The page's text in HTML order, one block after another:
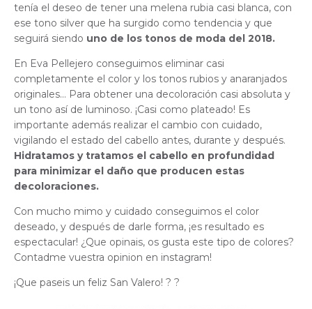
tenía el deseo de tener una melena rubia casi blanca, con
ese tono silver que ha surgido como tendencia y que
seguirá siendo uno de los tonos de moda del 2018.
En Eva Pellejero conseguimos eliminar casi
completamente el color y los tonos rubios y anaranjados
originales… Para obtener una decoloración casi absoluta y
un tono así de luminoso. ¡Casi como plateado! Es
importante además realizar el cambio con cuidado,
vigilando el estado del cabello antes, durante y después.
Hidratamos y tratamos el cabello en profundidad
para minimizar el daño que producen estas
decoloraciones.
Con mucho mimo y cuidado conseguimos el color
deseado, y después de darle forma, ¡es resultado es
espectacular! ¿Que opinais, os gusta este tipo de colores?
Contadme vuestra opinion en instagram!
¡Que paseis un feliz San Valero! ? ?